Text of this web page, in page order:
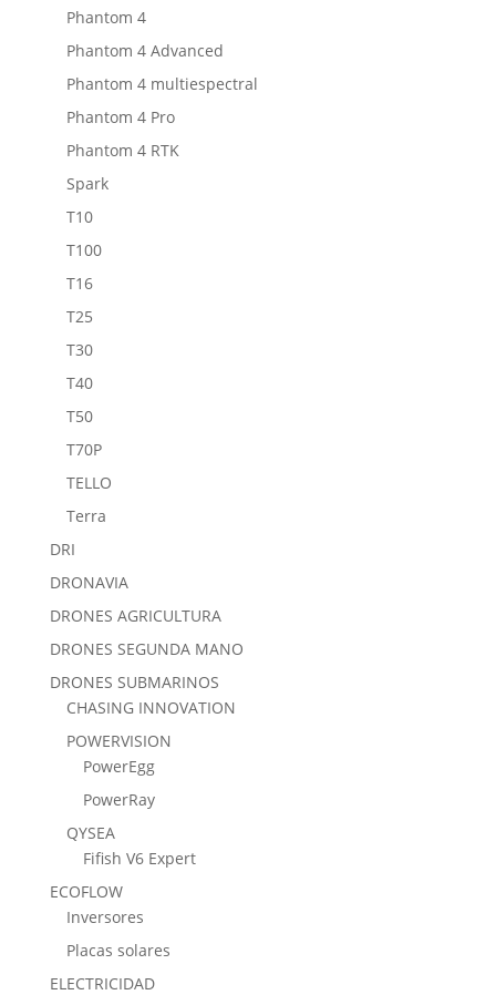
Phantom 4
Phantom 4 Advanced
Phantom 4 multiespectral
Phantom 4 Pro
Phantom 4 RTK
Spark
T10
T100
T16
T25
T30
T40
T50
T70P
TELLO
Terra
DRI
DRONAVIA
DRONES AGRICULTURA
DRONES SEGUNDA MANO
DRONES SUBMARINOS
CHASING INNOVATION
POWERVISION
PowerEgg
PowerRay
QYSEA
Fifish V6 Expert
ECOFLOW
Inversores
Placas solares
ELECTRICIDAD